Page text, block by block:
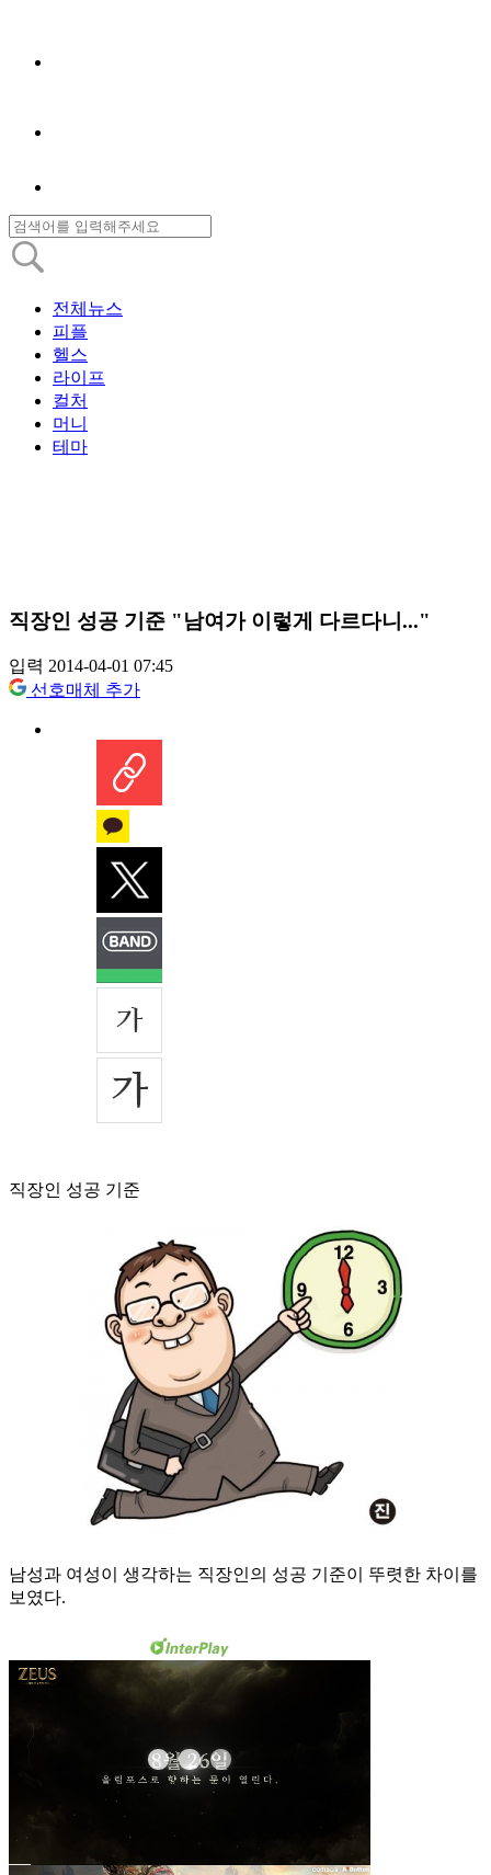
전체뉴스
피플
헬스
라이프
컬처
머니
테마
직장인 성공 기준 "남여가 이렇게 다르다니..."
입력 2014-04-01 07:45
선호매체 추가
직장인 성공 기준
남성과 여성이 생각하는 직장인의 성공 기준이 뚜렷한 차이를
보였다.